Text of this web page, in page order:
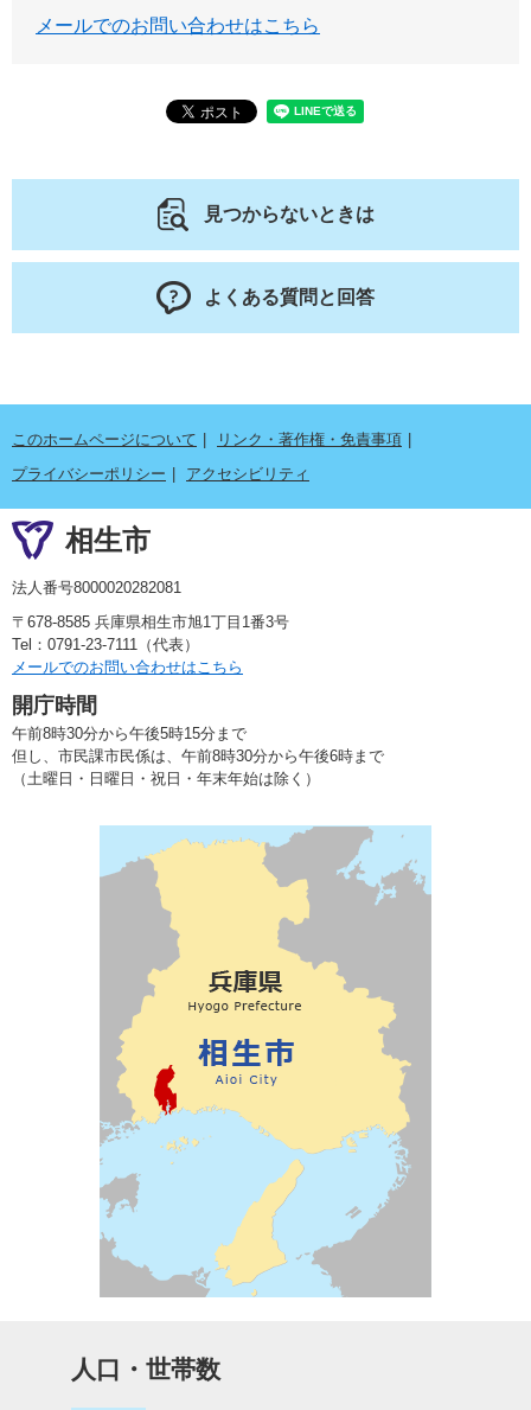
メールでのお問い合わせはこちら
見つからないときは
よくある質問と回答
このホームページについて
リンク・著作権・免責事項
プライバシーポリシー
アクセシビリティ
相生市
法人番号8000020282081
〒678-8585 兵庫県相生市旭1丁目1番3号
Tel：0791-23-7111（代表）
メールでのお問い合わせはこちら
開庁時間
午前8時30分から午後5時15分まで
但し、市民課市民係は、午前8時30分から午後6時まで
（土曜日・日曜日・祝日・年末年始は除く）
人口・世帯数